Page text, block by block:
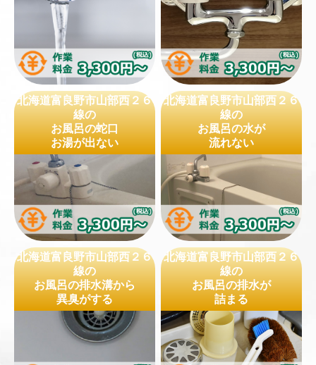
北海道富良野市山部西２６
線の
お風呂の蛇口
お湯が出ない
北海道富良野市山部西２６
線の
お風呂の水が
流れない
北海道富良野市山部西２６
線の
お風呂の排水溝から
異臭がする
北海道富良野市山部西２６
線の
お風呂の排水が
詰まる